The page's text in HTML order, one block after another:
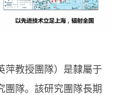
萍教授團隊）是隸屬于
團隊。該研究團隊長期